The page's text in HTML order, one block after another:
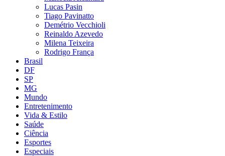
Lucas Pasin
Tiago Pavinatto
Demétrio Vecchioli
Reinaldo Azevedo
Milena Teixeira
Rodrigo França
Brasil
DF
SP
MG
Mundo
Entretenimento
Vida & Estilo
Saúde
Ciência
Esportes
Especiais